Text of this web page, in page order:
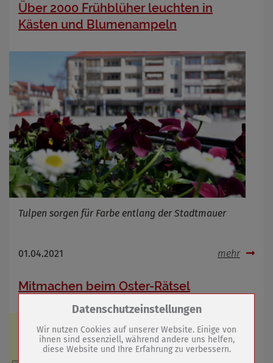
Über 2000 Frühblüher leuchten in
Kästen und Blumenampeln
Tulpen sorgen für Farbe entlang der Stadtmauer
01.04.2021 mehr
Mitmachen beim Oster-Rätsel
Zum Betrieb der Seite notwendige Cookies /
Name
PHP Session Cookie
Datenschutzeinstellungen
Wir nutzen Cookies auf unserer Website. Einige von
ihnen sind essenziell, während andere uns helfen,
diese Website und Ihre Erfahrung zu verbessern.